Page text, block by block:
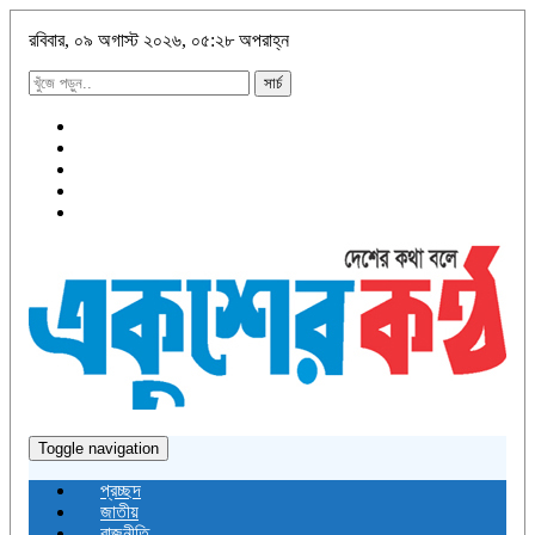
রবিবার, ০৯ অগাস্ট ২০২৬, ০৫:২৮ অপরাহ্ন
সার্চ
Toggle navigation
প্রচ্ছদ
জাতীয়